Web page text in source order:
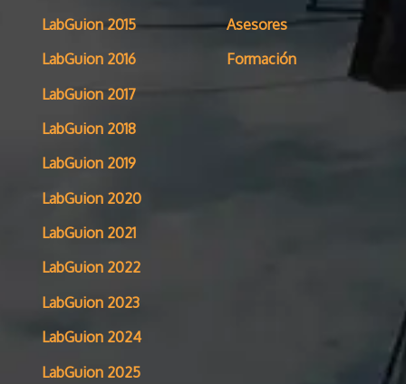
LabGuion 2015
LabGuion 2016
LabGuion 2017
LabGuion 2018
LabGuion 2019
LabGuion 2020
LabGuion 2021
LabGuion 2022
LabGuion 2023
LabGuion 2024
LabGuion 2025
Asesores
Formación